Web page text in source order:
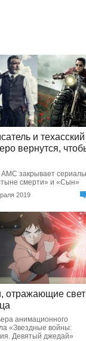
и техасский
вернутся,
AMC закрывает
смерти» и «Сын»
2019
отражающие свет
анимационного
«Звездные войны:
Девятый джедай»